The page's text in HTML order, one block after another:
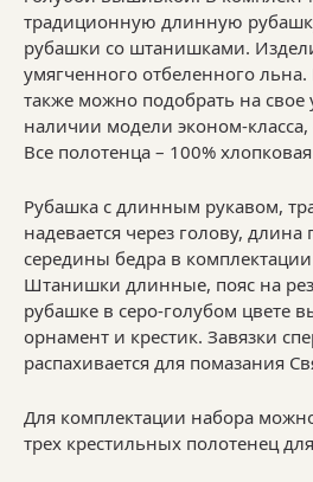
традиционную длинную
рубашки со штанишками.
умягченного отбеленного
также можно подобрать на свое
наличии модели эконом-
Все полотенца – 100%
Рубашка с длинным рукавом,
надевается через голову,
середины бедра в
Штанишки длинные, пояс на
рубашке в серо-голубом цвете
орнамент и крестик. Завязки
распахивается для помазания
Для комплектации набора
трех крестильных полотенец